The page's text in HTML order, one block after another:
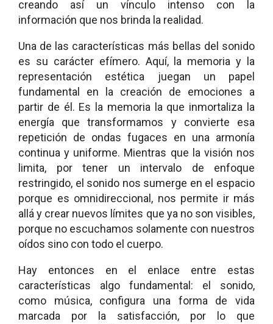
creando así un vínculo intenso con la
información que nos brinda la realidad.
Una de las características más bellas del sonido
es su carácter efímero. Aquí, la memoria y la
representación estética juegan un papel
fundamental en la creación de emociones a
partir de él. Es la memoria la que inmortaliza la
energía que transformamos y convierte esa
repetición de ondas fugaces en una armonía
continua y uniforme. Mientras que la visión nos
limita, por tener un intervalo de enfoque
restringido, el sonido nos sumerge en el espacio
porque es omnidireccional, nos permite ir más
allá y crear nuevos límites que ya no son visibles,
porque no escuchamos solamente con nuestros
oídos sino con todo el cuerpo.
Hay entonces en el enlace entre estas
características algo fundamental: el sonido,
como música, configura una forma de vida
marcada por la satisfacción, por lo que